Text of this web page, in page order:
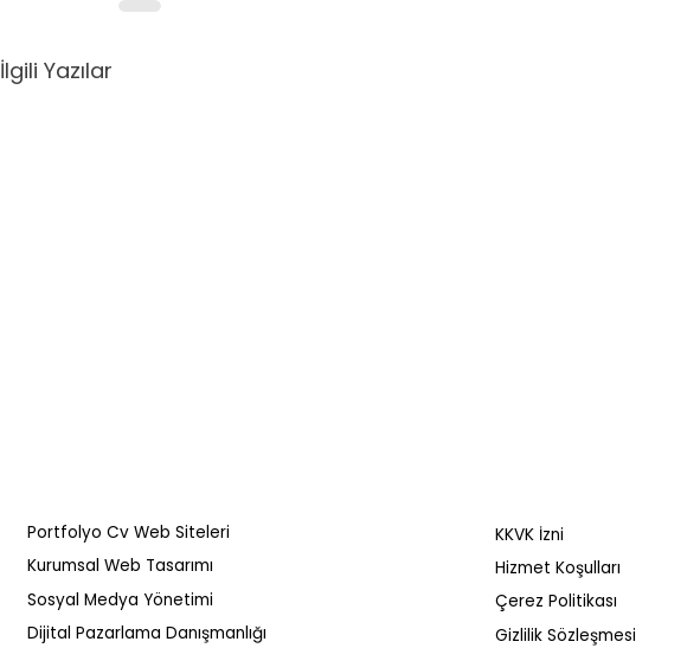
İlgili Yazılar
Portfolyo Cv Web Siteleri
Kurumsal Web Tasarımı
Sosyal Medya Yönetimi
Dijital Pazarlama Danışmanlığı
KKVK İzni
Hizmet Koşulları
Çerez Politikası
Gizlilik Sözleşmesi